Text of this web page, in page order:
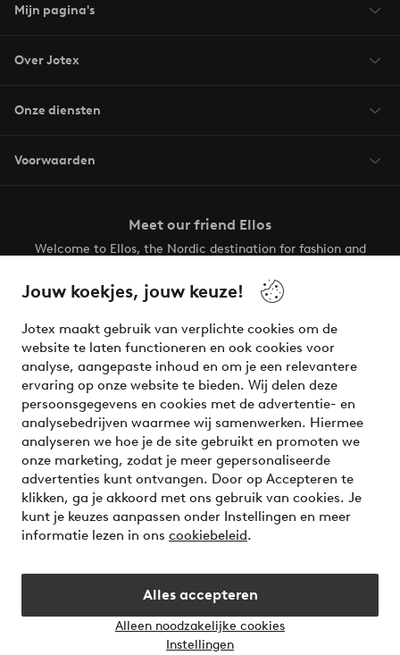
Jouw koekjes, jouw keuze!
Jotex maakt gebruik van verplichte cookies om de
website te laten functioneren en ook cookies voor
analyse, aangepaste inhoud en om je een relevantere
ervaring op onze website te bieden. Wij delen deze
persoonsgegevens en cookies met de advertentie- en
analysebedrijven waarmee wij samenwerken. Hiermee
analyseren we hoe je de site gebruikt en promoten we
onze marketing, zodat je meer gepersonaliseerde
advertenties kunt ontvangen. Door op Accepteren te
klikken, ga je akkoord met ons gebruik van cookies. Je
kunt je keuzes aanpassen onder Instellingen en meer
informatie lezen in ons cookiebeleid.
Alles accepteren
Alleen noodzakelijke cookies
Instellingen
Mijn pagina's
Over Jotex
Onze diensten
Voorwaarden
Meet our friend Ellos
Welcome to Ellos, the Nordic destination for fashion and
your wardrobe. Your next inspiring look is here!
Veilig betalen - Nu betalen of opsplitsen
Wil je meer weten over onze betaalopties?